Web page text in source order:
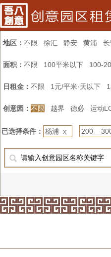
地区： 不限 徐汇 静安 黄浦
面积： 不限 100平米以下 100-
日租金： 不限 1元/平米·天以下
创意园： 不限 越界 德必 运动
已选择条件： 杨浦 x